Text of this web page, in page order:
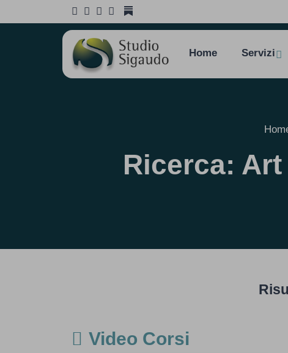
Home Servizi
Ricerca:
Video Corsi